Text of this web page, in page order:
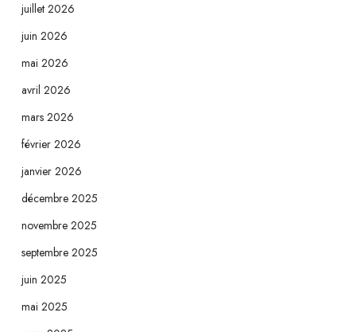
juillet 2026
juin 2026
mai 2026
avril 2026
mars 2026
février 2026
janvier 2026
décembre 2025
novembre 2025
septembre 2025
juin 2025
mai 2025